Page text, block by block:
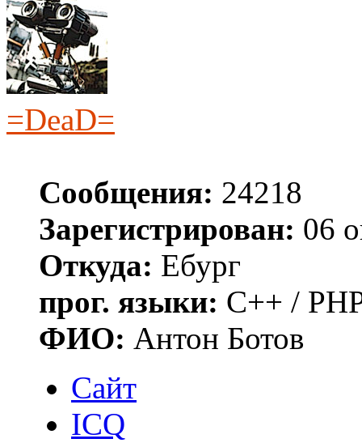
=DeaD=
Сообщения: 24218
Зарегистрирован: 06
Откуда: Ебург
прог. языки: C++ /
ФИО: Антон Ботов
Сайт
ICQ